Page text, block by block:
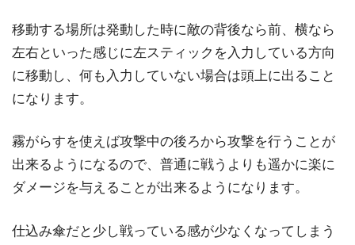
移動する場所は発動した時に敵の背後なら前、横なら
左右といった感じに左スティックを入力している方向
に移動し、何も入力していない場合は頭上に出ること
になります。
霧がらすを使えば攻撃中の後ろから攻撃を行うことが
出来るようになるので、普通に戦うよりも遥かに楽に
ダメージを与えることが出来るようになります。
仕込み傘だと少し戦っている感が少なくなってしまう